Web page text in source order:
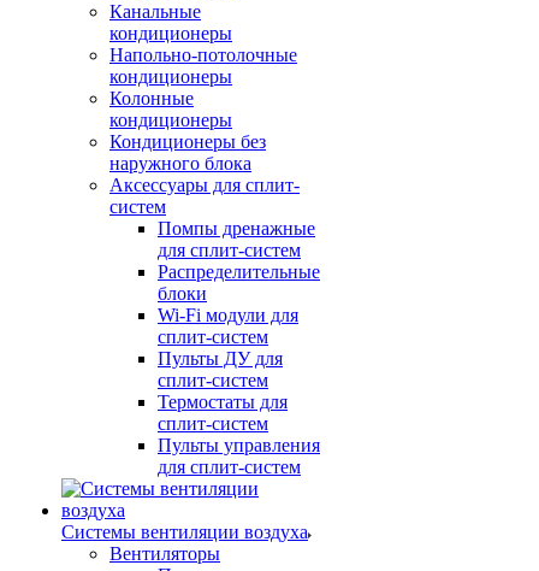
Канальные
кондиционеры
Напольно-потолочные
кондиционеры
Колонные
кондиционеры
Кондиционеры без
наружного блока
Аксессуары для сплит-
систем
Помпы дренажные
для сплит-систем
Распределительные
блоки
Wi-Fi модули для
сплит-систем
Пульты ДУ для
сплит-систем
Термостаты для
сплит-систем
Пульты управления
для сплит-систем
Системы вентиляции воздуха
Вентиляторы